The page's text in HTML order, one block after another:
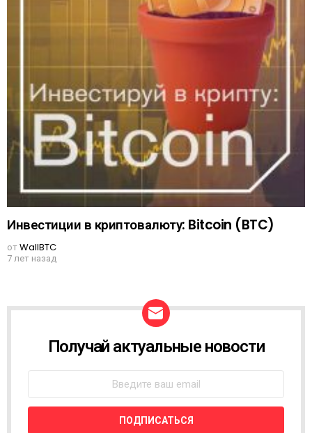
Инвестиции в криптовалюту: Bitcoin (BTC)
отWallBTC
7 лет назад
W
L
E
T
Получай актуальные новости